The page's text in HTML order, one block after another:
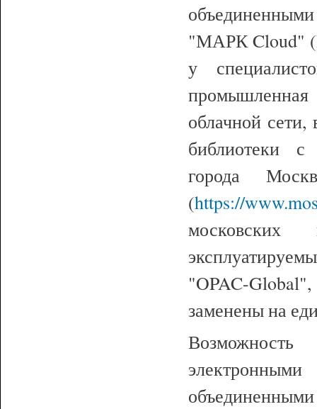
"МАРК Cloud" (
у
облачной
библиотеки с
города
(https://
московских
"OPAC-
заменены на